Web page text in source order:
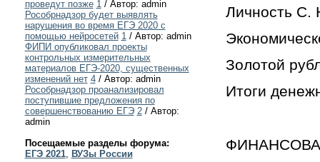
проведут позже 1/ Автор: admin
Рособрнадзор будет выявлять
нарушения во время ЕГЭ 2020 с
помощью нейросетей 1/ Автор: admin
ФИПИ опубликовал проекты
контрольных измерительных
материалов ЕГЭ-2020, существенных
изменений нет 4/ Автор: admin
Рособрнадзор проанализировал
поступившие предложения по
совершенствованию ЕГЭ 2/ Автор:
admin
Посещаемые разделы форума:
ЕГЭ 2021, ВУЗы России
Личность С.
Золотой
Итоги